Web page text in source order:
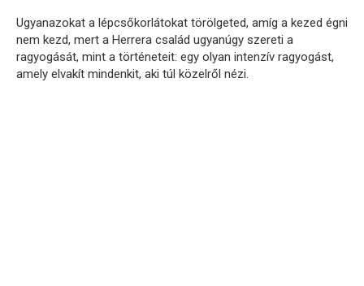
Ugyanazokat a lépcsőkorlátokat törölgeted, amíg a kezed égni
nem kezd, mert a Herrera család ugyanúgy szereti a
ragyogását, mint a történeteit: egy olyan intenzív ragyogást,
amely elvakít mindenkit, aki túl közelről nézi.